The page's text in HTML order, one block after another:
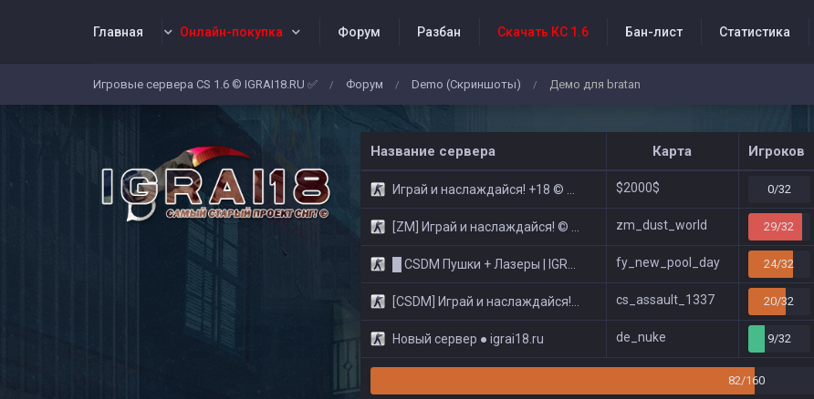
Главная Онлайн-покупка Форум Разбан Скачать КС 1.6 Бан-лист Статистика
События проекта
Игровые сервера CS 1.6 © IGRAI18.RU ✅ / Форум / Demo (Скриншоты) / Демо для bratan
Название сервера Карта Игроков
Играй и наслаждайся! +18 © Public $2000$ 0/32
[ZM] Играй и наслаждайся! © Zombie Show zm_dust_world 29/32
█ CSDM Пушки + Лазеры | IGRAI18.RU ツ █ fy_new_pool_day 24/32
[CSDM] Играй и наслаждайся! © Classic cs_assault_1337 20/32
Новый сервер ● igrai18.ru de_nuke 9/32
82/160